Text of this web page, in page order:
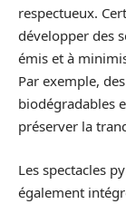
respectueux.
développer des
émis et à
Par exemple,
biodégradables
préserver la
Les spectacles
également